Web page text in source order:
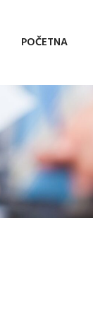
POČETNA